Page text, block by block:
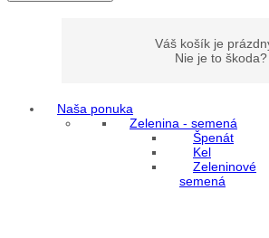
Váš košík je
Nie je to škoda?
Naša ponuka
Zelenina - semená
Špenát
Kel
Zeleninové
semená